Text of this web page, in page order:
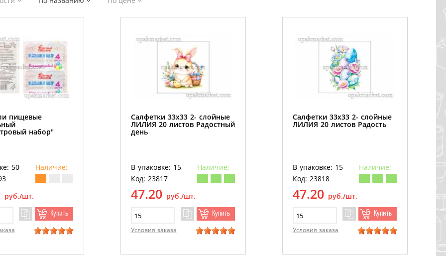
пищевые
набор"
50
Наличие:
руб./шт.
Купить
Салфетки 33х33 2- слойные
ЛИЛИЯ 20 листов Радостный
день
В упаковке: 15
Наличие:
Код: 23817
47.20 руб./шт.
Купить
Условия заказа
Салфетки 33х33 2- слойные
ЛИЛИЯ 20 листов Радость
В упаковке: 15
Наличие:
Код: 23818
47.20 руб./шт.
Купить
Условия заказа